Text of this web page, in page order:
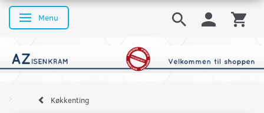
Skifte navigation
Menu
Køkkenting